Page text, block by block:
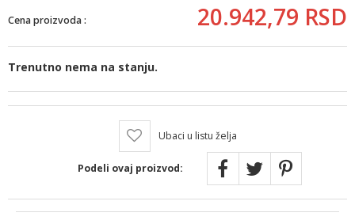
Cena proizvoda : 20.942,79 RSD
Trenutno nema na stanju.
Ubaci u listu želja
Podeli ovaj proizvod: